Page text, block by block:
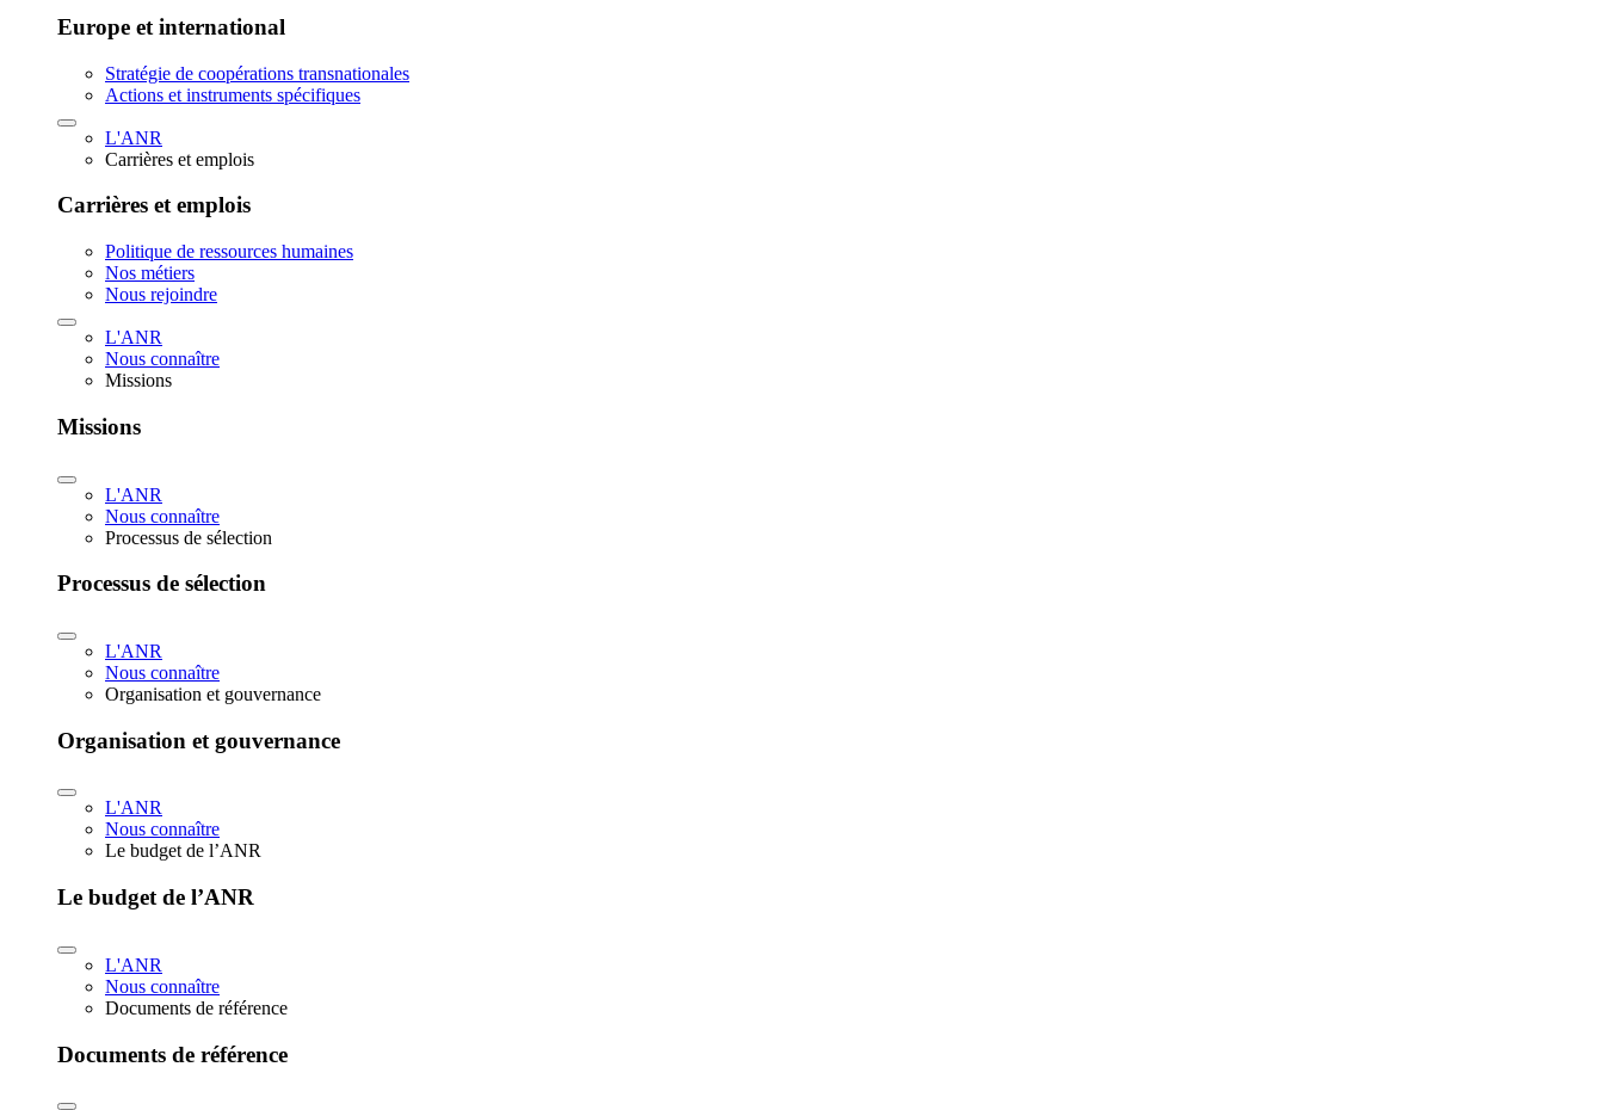
Europe et international
Stratégie de coopérations transnationales
Actions et instruments spécifiques
L'ANR
Carrières et emplois
Carrières et emplois
Politique de ressources humaines
Nos métiers
Nous rejoindre
L'ANR
Nous connaître
Missions
Missions
L'ANR
Nous connaître
Processus de sélection
Processus de sélection
L'ANR
Nous connaître
Organisation et gouvernance
Organisation et gouvernance
L'ANR
Nous connaître
Le budget de l’ANR
Le budget de l’ANR
L'ANR
Nous connaître
Documents de référence
Documents de référence